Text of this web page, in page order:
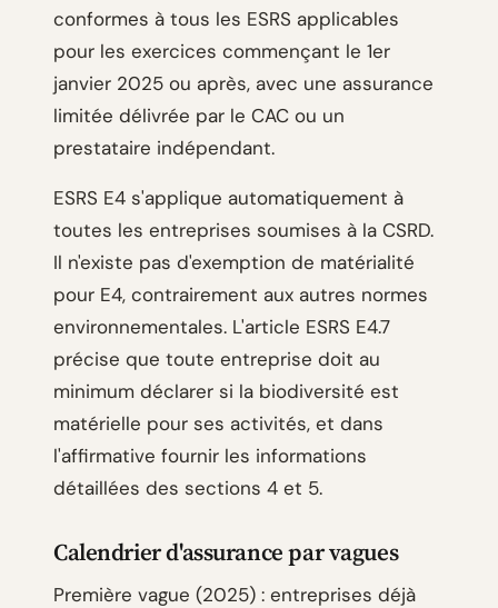
conformes à tous les ESRS applicables
pour les exercices commençant le 1er
janvier 2025 ou après, avec une assurance
limitée délivrée par le CAC ou un
prestataire indépendant.
ESRS E4 s'applique automatiquement à
toutes les entreprises soumises à la CSRD.
Il n'existe pas d'exemption de matérialité
pour E4, contrairement aux autres normes
environnementales. L'article ESRS E4.7
précise que toute entreprise doit au
minimum déclarer si la biodiversité est
matérielle pour ses activités, et dans
l'affirmative fournir les informations
détaillées des sections 4 et 5.
Calendrier d'assurance par vagues
Première vague (2025) : entreprises déjà